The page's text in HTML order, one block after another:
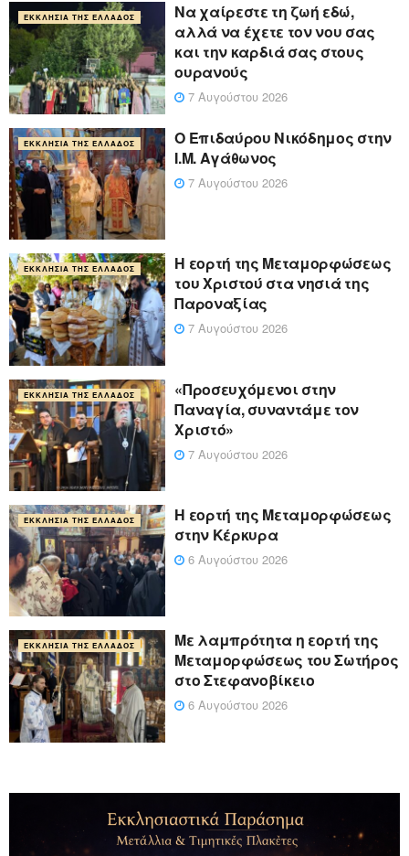
ΕΚΚΛΗΣΊΑ ΤΗΣ ΕΛΛΆΔΟΣ
Να χαίρεστε τη ζωή εδώ,
αλλά να έχετε τον νου σας
και την καρδιά σας στους
ουρανούς
7 Αυγούστου 2026
ΕΚΚΛΗΣΊΑ ΤΗΣ ΕΛΛΆΔΟΣ
Ο Επιδαύρου Νικόδημος στην
Ι.Μ. Αγάθωνος
7 Αυγούστου 2026
ΕΚΚΛΗΣΊΑ ΤΗΣ ΕΛΛΆΔΟΣ
Η εορτή της Μεταμορφώσεως
του Χριστού στα νησιά της
Παροναξίας
7 Αυγούστου 2026
ΕΚΚΛΗΣΊΑ ΤΗΣ ΕΛΛΆΔΟΣ
«Προσευχόμενοι στην
Παναγία, συναντάμε τον
Χριστό»
7 Αυγούστου 2026
ΕΚΚΛΗΣΊΑ ΤΗΣ ΕΛΛΆΔΟΣ
Η εορτή της Μεταμορφώσεως
στην Κέρκυρα
6 Αυγούστου 2026
ΕΚΚΛΗΣΊΑ ΤΗΣ ΕΛΛΆΔΟΣ
Με λαμπρότητα η εορτή της
Μεταμορφώσεως του Σωτήρος
στο Στεφανοβίκειο
6 Αυγούστου 2026